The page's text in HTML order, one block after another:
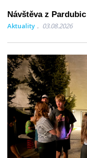
Návštěva z Pardubic
Aktuality 03.08.2026